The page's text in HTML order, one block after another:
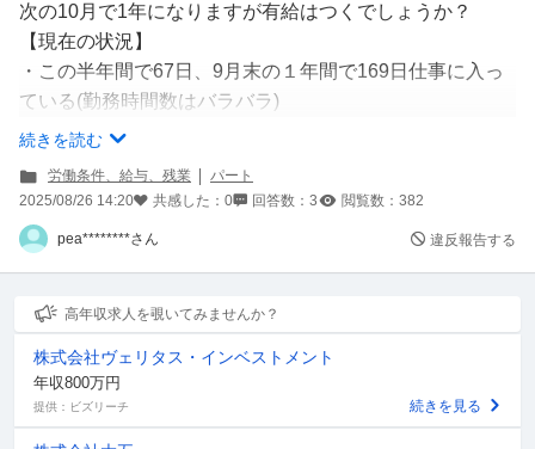
次の10月で1年になりますが有給はつくでしょうか？
【現在の状況】
・この半年間で67日、9月末の１年間で169日仕事に入っ
ている(勤務時間数はバラバラ)
・契約はシフト制でシフトが入った日は100%出勤で欠勤
・ただ入社3か月の頃に一度だけシフト週0の週があり
厚生労働省のサイトを見ると半年から短時間勤務者も有給
がもらえると書いてありますが、いまだに給与明細の有給
日数欄は空白です
職場の人に聞けば良いとわかっていますが、新人さんが有
給につい所長に聞いたところ
不機嫌になりそこから新人さんに冷たくあたるようになっ
続きを読む
労働条件、給与、残業
パート
2025/08/26 14:20
共感した： 0 回答数： 3 閲覧数： 382
pea********さん 違反報告する
高年収求人を覗いてみませんか？
株式会社ヴェリタス・インベストメント
年収800万円
提供：ビズリーチ 続きを見る